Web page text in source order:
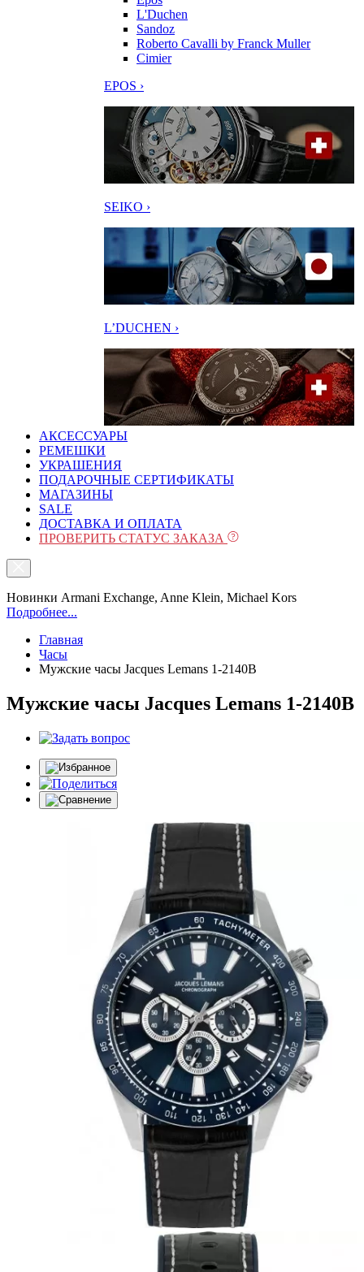
L'Duchen
Sandoz
Roberto Cavalli by Franck Muller
Cimier
EPOS ›
SEIKO ›
L’DUCHEN ›
АКСЕССУАРЫ
РЕМЕШКИ
УКРАШЕНИЯ
ПОДАРОЧНЫЕ СЕРТИФИКАТЫ
МАГАЗИНЫ
SALE
ДОСТАВКА И ОПЛАТА
ПРОВЕРИТЬ СТАТУС ЗАКАЗА
Новинки Armani Exchange, Anne Klein, Michael Kors
Подробнее...
Главная
Часы
Мужские часы Jacques Lemans 1-2140B
Мужские часы Jacques Lemans 1-2140B